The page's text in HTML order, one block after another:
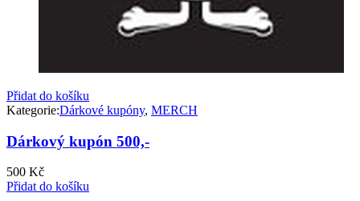
Přidat do košíku
Kategorie:Dárkové kupóny, MERCH
Dárkový kupón 500,-
500 Kč
Přidat do košíku